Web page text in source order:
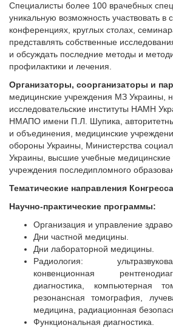
Специалисты более 100 врачебных
уникальную возможность участвовать в
конференциях, круглых столах,
представлять собственные
и обсуждать последние методы и
профилактики и лечения.
Организаторы, соорганизаторы и
медицинские учреждения МЗ Украины,
исследовательские институты НАМН
НМАПО имени П.Л. Шупика,
и объединения, медицинские
обороны Украины, Министерства
Украины, высшие учебные медицинские
учреждения последипломного
Тематические направления Конгресса
Научно-практические программы:
Организация и управление
Дни частной медицины.
Дни лабораторной медицины.
Радиология:
конвенционная
диагностика, компьютерная
резонансная томография,
медицина, радиационная
Функциональная диагностика.